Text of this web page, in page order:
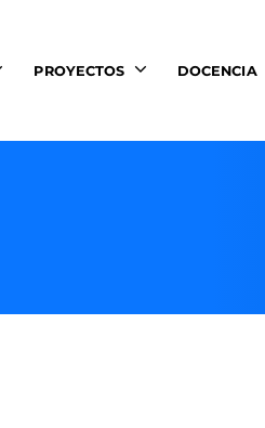
PROYECTOS DOCENCIA